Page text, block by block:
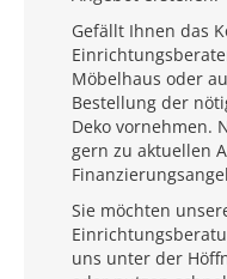
Gefällt Ihnen das
Möbelhaus oder
Bestellung der
Deko vornehmen.
gern zu aktuellen
Sie möchten
uns unter der